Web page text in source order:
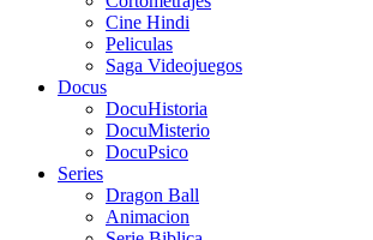
Cine Hindi
Peliculas
Saga Videojuegos
Docus
DocuHistoria
DocuMisterio
DocuPsico
Series
Dragon Ball
Animacion